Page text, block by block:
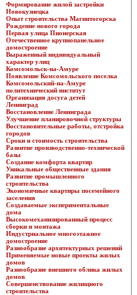
Формирование жилой застройки
Новокузнецка
Опыт строительства Магнитогорска
Рождение нового города
Первая улица Пионерская
Отечественное крупнопанельное
домостроение
Выраженный индивидуальный
характер улиц
Комсомольск-на-Амуре
Появление Комсомольского поселка
Комсомольский-на-Амуре
политехнический институт
Организация досуга детей
Ленинград
Восстановление Ленинграда
Улучшение планировочной структуры
Восстановительные работы, отстройка
городов
Сроки и стоимость строительства
Развитие производственно-технической
базы
Создание комфорта квартир
Уникальные общественные здания
Развитие промышленного
строительства
Экономичные квартиры посемейного
заселения
Создаваемые экспериментальные
дома
Высокомеханизированный процесс
сборки и монтажа
Индустриальное многоэтажное
домостроение
Разнообразие архитектурных решений
Применяемые новые проекты жилых
домов
Разнообразие внешнего облика жилых
домов
Совершенствование жилищного
строительства